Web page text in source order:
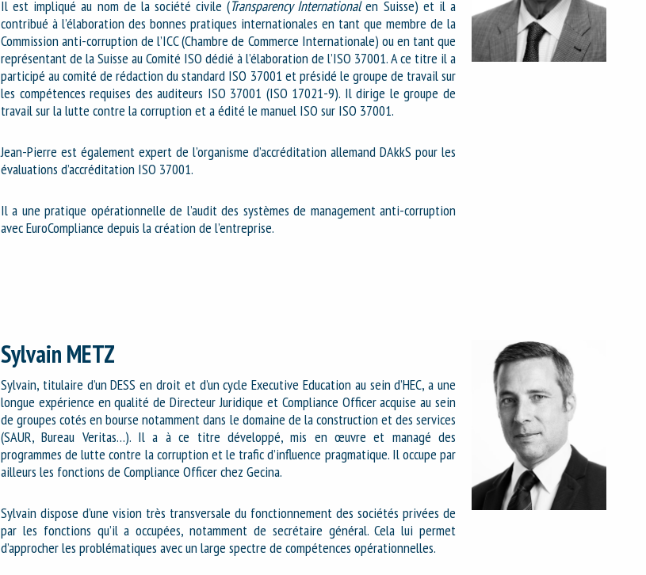
Il est impliqué au nom de la société civile (Transparency Internationalen Suisse) et il a
contribué à l’élaboration des bonnes pratiques internationales en tant que membre de la
Commission anti-corruption de l’ICC (Chambre de Commerce Internationale) ou en tant que
représentant de la Suisse au Comité ISO dédié à l’élaboration de l’ISO 37001. A ce titre il a
participé au comité de rédaction du standard ISO 37001 et présidé le groupe de travail sur
les compétences requises des auditeurs ISO 37001 (ISO 17021-9). Il dirige le groupe de
travail sur la lutte contre la corruption et a édité le manuel ISO sur ISO 37001.
Jean-Pierre est également expert de l’organisme d’accréditation allemand DAkkS pour les
évaluations d’accréditation ISO 37001.
Il a une pratique opérationnelle de l’audit des systèmes de management anti-corruption
avec EuroCompliance depuis la création de l’entreprise.
Sylvain METZ
Sylvain, titulaire d’un DESS en droit et d’un cycle Executive Education au sein d’HEC, a une
longue expérience en qualité de Directeur Juridique et Compliance Officer acquise au sein
de groupes cotés en bourse notamment dans le domaine de la construction et des services
(SAUR, Bureau Veritas…). Il a à ce titre développé, mis en œuvre et managé des
programmes de lutte contre la corruption et le trafic d’influence pragmatique. Il occupe par
ailleurs les fonctions de Compliance Officer chez Gecina.
Sylvain dispose d’une vision très transversale du fonctionnement des sociétés privées de
par les fonctions qu’il a occupées, notamment de secrétaire général. Cela lui permet
d’approcher les problématiques avec un large spectre de compétences opérationnelles.